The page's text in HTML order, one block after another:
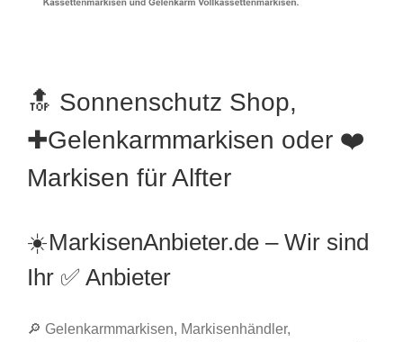
🔝 Sonnenschutz Shop,
✚Gelenkarmmarkisen oder ❤️
Markisen für Alfter
☀️MarkisenAnbieter.de – Wir sind
Ihr ✅ Anbieter
🔎 Gelenkarmmarkisen, Markisenhändler,